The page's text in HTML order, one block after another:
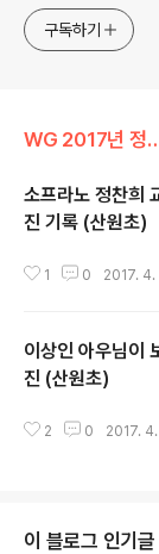
구독하기
WG 2017년
소프라노 정찬희
진 기록 (산원초)
1 0 2017. 4.
이상인 아우님이
진 (산원초)
2 0 2017.
이 블로그 인기글